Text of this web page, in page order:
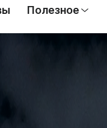
Полезное